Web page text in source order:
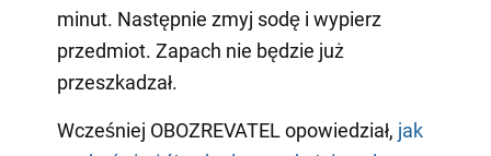
minut. Następnie zmyj sodę i wypierz
przedmiot. Zapach nie będzie już
przeszkadzał.
Wcześniej OBOZREVATEL opowiedział, jak